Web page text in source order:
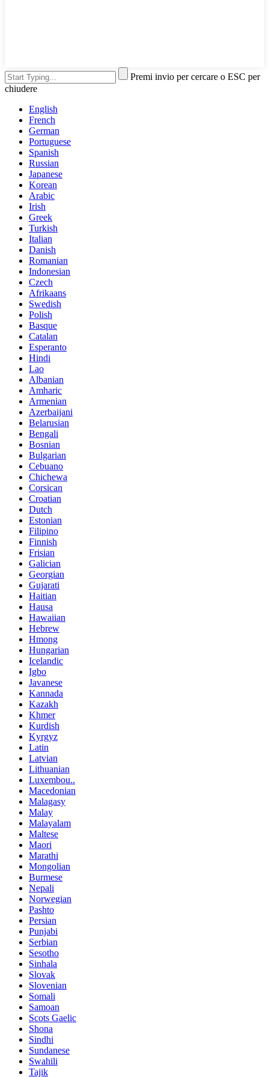
Premi invio per cercare o ESC per
chiudere
English
French
German
Portuguese
Spanish
Russian
Japanese
Korean
Arabic
Irish
Greek
Turkish
Italian
Danish
Romanian
Indonesian
Czech
Afrikaans
Swedish
Polish
Basque
Catalan
Esperanto
Hindi
Lao
Albanian
Amharic
Armenian
Azerbaijani
Belarusian
Bengali
Bosnian
Bulgarian
Cebuano
Chichewa
Corsican
Croatian
Dutch
Estonian
Filipino
Finnish
Frisian
Galician
Georgian
Gujarati
Haitian
Hausa
Hawaiian
Hebrew
Hmong
Hungarian
Icelandic
Igbo
Javanese
Kannada
Kazakh
Khmer
Kurdish
Kyrgyz
Latin
Latvian
Lithuanian
Luxembou..
Macedonian
Malagasy
Malay
Malayalam
Maltese
Maori
Marathi
Mongolian
Burmese
Nepali
Norwegian
Pashto
Persian
Punjabi
Serbian
Sesotho
Sinhala
Slovak
Slovenian
Somali
Samoan
Scots Gaelic
Shona
Sindhi
Sundanese
Swahili
Tajik